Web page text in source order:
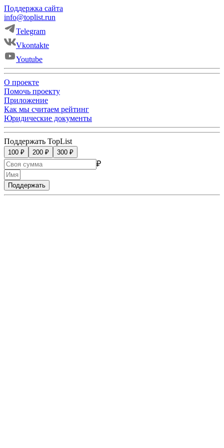
Поддержка сайта
info@toplist.run
Telegram
Vkontakte
Youtube
О проекте
Помочь проекту
Приложение
Как мы считаем рейтинг
Юридические документы
Поддержать TopList
100 ₽ 200 ₽ 300 ₽
₽
Поддержать